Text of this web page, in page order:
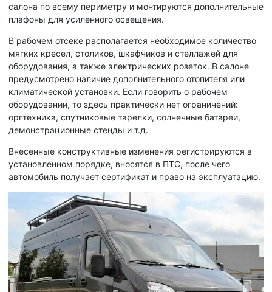
салона по всему периметру и монтируются дополнительные
плафоны для усиленного освещения.
В рабочем отсеке располагается необходимое количество
мягких кресел, столиков, шкафчиков и стеллажей для
оборудования, а также электрических розеток. В салоне
предусмотрено наличие дополнительного отопителя или
климатической установки. Если говорить о рабочем
оборудовании, то здесь практически нет ограничений:
оргтехника, спутниковые тарелки, солнечные батареи,
демонстрационные стенды и т.д.
Внесенные конструктивные изменения регистрируются в
установленном порядке, вносятся в ПТС, после чего
автомобиль получает сертификат и право на эксплуатацию.